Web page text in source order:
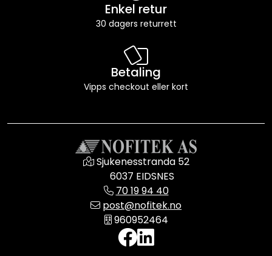
Enkel retur
30 dagers returrett
Betaling
Vipps checkout eller kort
Sjukenesstranda 52
6037 EIDSNES
70 19 94 40
post@nofitek.no
960952464